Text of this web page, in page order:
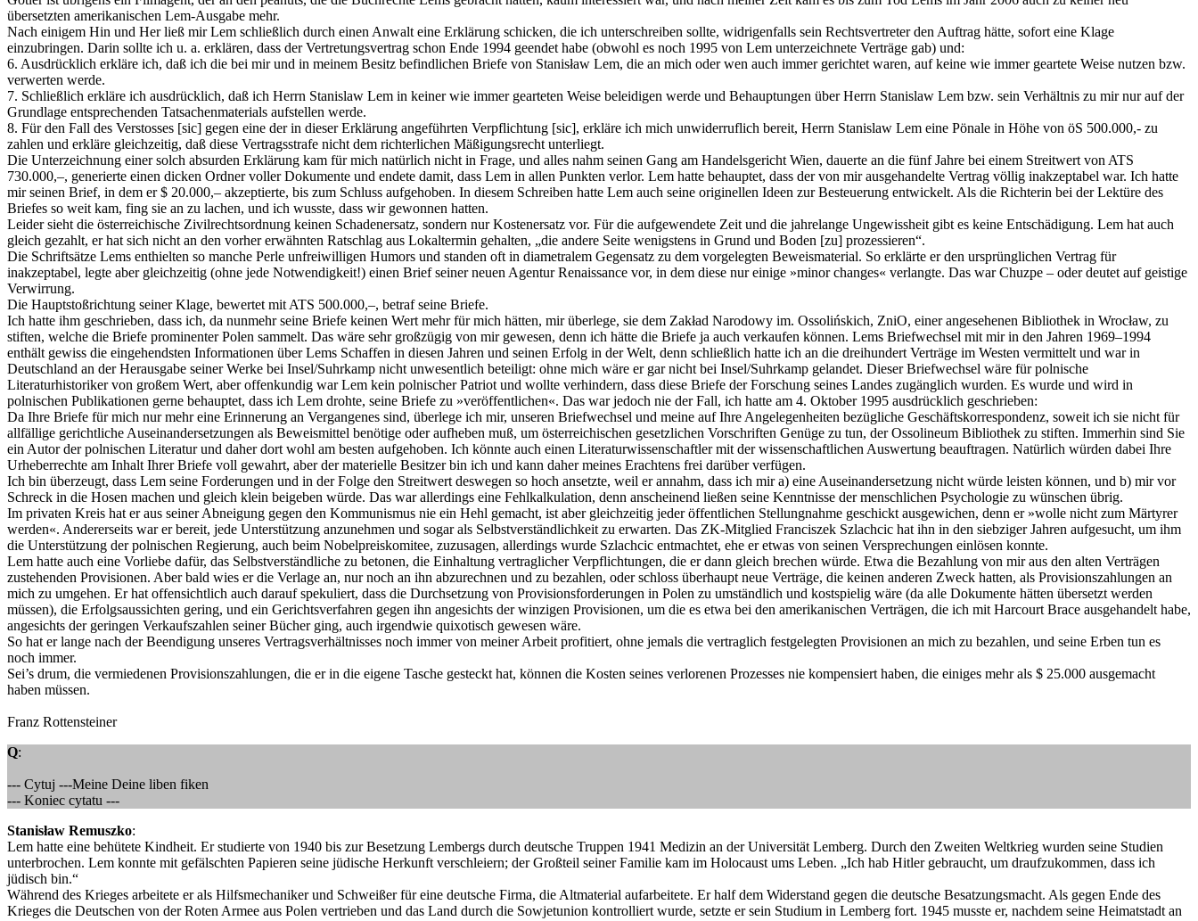
übersetzten amerikanischen Lem-Ausgabe mehr.
Nach einigem Hin und Her ließ mir Lem schließlich durch einen Anwalt eine Erklärung schicken, die ich unterschreiben sollte, widrigenfalls sein Rechtsvertreter den Auftrag hätte, sofort eine Klage
einzubringen. Darin sollte ich u. a. erklären, dass der Vertretungsvertrag schon Ende 1994 geendet habe (obwohl es noch 1995 von Lem unterzeichnete Verträge gab) und:
6. Ausdrücklich erkläre ich, daß ich die bei mir und in meinem Besitz befindlichen Briefe von Stanisław Lem, die an mich oder wen auch immer gerichtet waren, auf keine wie immer geartete Weise nutzen bzw.
verwerten werde.
7. Schließlich erkläre ich ausdrücklich, daß ich Herrn Stanislaw Lem in keiner wie immer gearteten Weise beleidigen werde und Behauptungen über Herrn Stanislaw Lem bzw. sein Verhältnis zu mir nur auf der
Grundlage entsprechenden Tatsachenmaterials aufstellen werde.
8. Für den Fall des Verstosses [sic] gegen eine der in dieser Erklärung angeführten Verpflichtung [sic], erkläre ich mich unwiderruflich bereit, Herrn Stanislaw Lem eine Pönale in Höhe von öS 500.000,- zu
zahlen und erkläre gleichzeitig, daß diese Vertragsstrafe nicht dem richterlichen Mäßigungsrecht unterliegt.
Die Unterzeichnung einer solch absurden Erklärung kam für mich natürlich nicht in Frage, und alles nahm seinen Gang am Handelsgericht Wien, dauerte an die fünf Jahre bei einem Streitwert von ATS
730.000,–, generierte einen dicken Ordner voller Dokumente und endete damit, dass Lem in allen Punkten verlor. Lem hatte behauptet, dass der von mir ausgehandelte Vertrag völlig inakzeptabel war. Ich hatte
mir seinen Brief, in dem er $ 20.000,– akzeptierte, bis zum Schluss aufgehoben. In diesem Schreiben hatte Lem auch seine originellen Ideen zur Besteuerung entwickelt. Als die Richterin bei der Lektüre des
Briefes so weit kam, fing sie an zu lachen, und ich wusste, dass wir gewonnen hatten.
Leider sieht die österreichische Zivilrechtsordnung keinen Schadenersatz, sondern nur Kostenersatz vor. Für die aufgewendete Zeit und die jahrelange Ungewissheit gibt es keine Entschädigung. Lem hat auch
gleich gezahlt, er hat sich nicht an den vorher erwähnten Ratschlag aus Lokaltermin gehalten, „die andere Seite wenigstens in Grund und Boden [zu] prozessieren“.
Die Schriftsätze Lems enthielten so manche Perle unfreiwilligen Humors und standen oft in diametralem Gegensatz zu dem vorgelegten Beweismaterial. So erklärte er den ursprünglichen Vertrag für
inakzeptabel, legte aber gleichzeitig (ohne jede Notwendigkeit!) einen Brief seiner neuen Agentur Renaissance vor, in dem diese nur einige »minor changes« verlangte. Das war Chuzpe – oder deutet auf geistige
Verwirrung.
Die Hauptstoßrichtung seiner Klage, bewertet mit ATS 500.000,–, betraf seine Briefe.
Ich hatte ihm geschrieben, dass ich, da nunmehr seine Briefe keinen Wert mehr für mich hätten, mir überlege, sie dem Zakład Narodowy im. Ossolińskich, ZniO, einer angesehenen Bibliothek in Wrocław, zu
stiften, welche die Briefe prominenter Polen sammelt. Das wäre sehr großzügig von mir gewesen, denn ich hätte die Briefe ja auch verkaufen können. Lems Briefwechsel mit mir in den Jahren 1969–1994
enthält gewiss die eingehendsten Informationen über Lems Schaffen in diesen Jahren und seinen Erfolg in der Welt, denn schließlich hatte ich an die dreihundert Verträge im Westen vermittelt und war in
Deutschland an der Herausgabe seiner Werke bei Insel/Suhrkamp nicht unwesentlich beteiligt: ohne mich wäre er gar nicht bei Insel/Suhrkamp gelandet. Dieser Briefwechsel wäre für polnische
Literaturhistoriker von großem Wert, aber offenkundig war Lem kein polnischer Patriot und wollte verhindern, dass diese Briefe der Forschung seines Landes zugänglich wurden. Es wurde und wird in
polnischen Publikationen gerne behauptet, dass ich Lem drohte, seine Briefe zu »veröffentlichen«. Das war jedoch nie der Fall, ich hatte am 4. Oktober 1995 ausdrücklich geschrieben:
Da Ihre Briefe für mich nur mehr eine Erinnerung an Vergangenes sind, überlege ich mir, unseren Briefwechsel und meine auf Ihre Angelegenheiten bezügliche Geschäftskorrespondenz, soweit ich sie nicht für
allfällige gerichtliche Auseinandersetzungen als Beweismittel benötige oder aufheben muß, um österreichischen gesetzlichen Vorschriften Genüge zu tun, der Ossolineum Bibliothek zu stiften. Immerhin sind Sie
ein Autor der polnischen Literatur und daher dort wohl am besten aufgehoben. Ich könnte auch einen Literaturwissenschaftler mit der wissenschaftlichen Auswertung beauftragen. Natürlich würden dabei Ihre
Urheberrechte am Inhalt Ihrer Briefe voll gewahrt, aber der materielle Besitzer bin ich und kann daher meines Erachtens frei darüber verfügen.
Ich bin überzeugt, dass Lem seine Forderungen und in der Folge den Streitwert deswegen so hoch ansetzte, weil er annahm, dass ich mir a) eine Auseinandersetzung nicht würde leisten können, und b) mir vor
Schreck in die Hosen machen und gleich klein beigeben würde. Das war allerdings eine Fehlkalkulation, denn anscheinend ließen seine Kenntnisse der menschlichen Psychologie zu wünschen übrig.
Im privaten Kreis hat er aus seiner Abneigung gegen den Kommunismus nie ein Hehl gemacht, ist aber gleichzeitig jeder öffentlichen Stellungnahme geschickt ausgewichen, denn er »wolle nicht zum Märtyrer
werden«. Andererseits war er bereit, jede Unterstützung anzunehmen und sogar als Selbstverständlichkeit zu erwarten. Das ZK-Mitglied Franciszek Szlachcic hat ihn in den siebziger Jahren aufgesucht, um ihm
die Unterstützung der polnischen Regierung, auch beim Nobelpreiskomitee, zuzusagen, allerdings wurde Szlachcic entmachtet, ehe er etwas von seinen Versprechungen einlösen konnte.
Lem hatte auch eine Vorliebe dafür, das Selbstverständliche zu betonen, die Einhaltung vertraglicher Verpflichtungen, die er dann gleich brechen würde. Etwa die Bezahlung von mir aus den alten Verträgen
zustehenden Provisionen. Aber bald wies er die Verlage an, nur noch an ihn abzurechnen und zu bezahlen, oder schloss überhaupt neue Verträge, die keinen anderen Zweck hatten, als Provisionszahlungen an
mich zu umgehen. Er hat offensichtlich auch darauf spekuliert, dass die Durchsetzung von Provisionsforderungen in Polen zu umständlich und kostspielig wäre (da alle Dokumente hätten übersetzt werden
müssen), die Erfolgsaussichten gering, und ein Gerichtsverfahren gegen ihn angesichts der winzigen Provisionen, um die es etwa bei den amerikanischen Verträgen, die ich mit Harcourt Brace ausgehandelt habe,
angesichts der geringen Verkaufszahlen seiner Bücher ging, auch irgendwie quixotisch gewesen wäre.
So hat er lange nach der Beendigung unseres Vertragsverhältnisses noch immer von meiner Arbeit profitiert, ohne jemals die vertraglich festgelegten Provisionen an mich zu bezahlen, und seine Erben tun es
noch immer.
Sei’s drum, die vermiedenen Provisionszahlungen, die er in die eigene Tasche gesteckt hat, können die Kosten seines verlorenen Prozesses nie kompensiert haben, die einiges mehr als $ 25.000 ausgemacht
haben müssen.
Franz Rottensteiner
Q:
--- Cytuj ---Meine Deine liben fiken
--- Koniec cytatu ---
Stanisław Remuszko:
Lem hatte eine behütete Kindheit. Er studierte von 1940 bis zur Besetzung Lembergs durch deutsche Truppen 1941 Medizin an der Universität Lemberg. Durch den Zweiten Weltkrieg wurden seine Studien
unterbrochen. Lem konnte mit gefälschten Papieren seine jüdische Herkunft verschleiern; der Großteil seiner Familie kam im Holocaust ums Leben. „Ich hab Hitler gebraucht, um draufzukommen, dass ich
jüdisch bin.“
Während des Krieges arbeitete er als Hilfsmechaniker und Schweißer für eine deutsche Firma, die Altmaterial aufarbeitete. Er half dem Widerstand gegen die deutsche Besatzungsmacht. Als gegen Ende des
Krieges die Deutschen von der Roten Armee aus Polen vertrieben und das Land durch die Sowjetunion kontrolliert wurde, setzte er sein Studium in Lemberg fort. 1945 musste er, nachdem seine Heimatstadt an